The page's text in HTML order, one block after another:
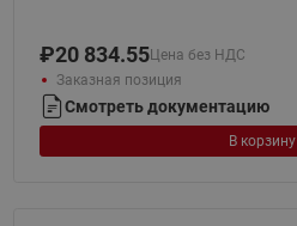
₽20 834.55Цена без НДС
Заказная позиция
Смотреть документацию
В корзину